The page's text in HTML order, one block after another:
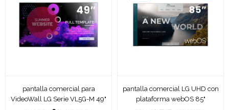
pantalla comercial para
VideoWall LG Serie VL5G-M 49"
pantalla comercial LG UHD con
plataforma webOS 85"